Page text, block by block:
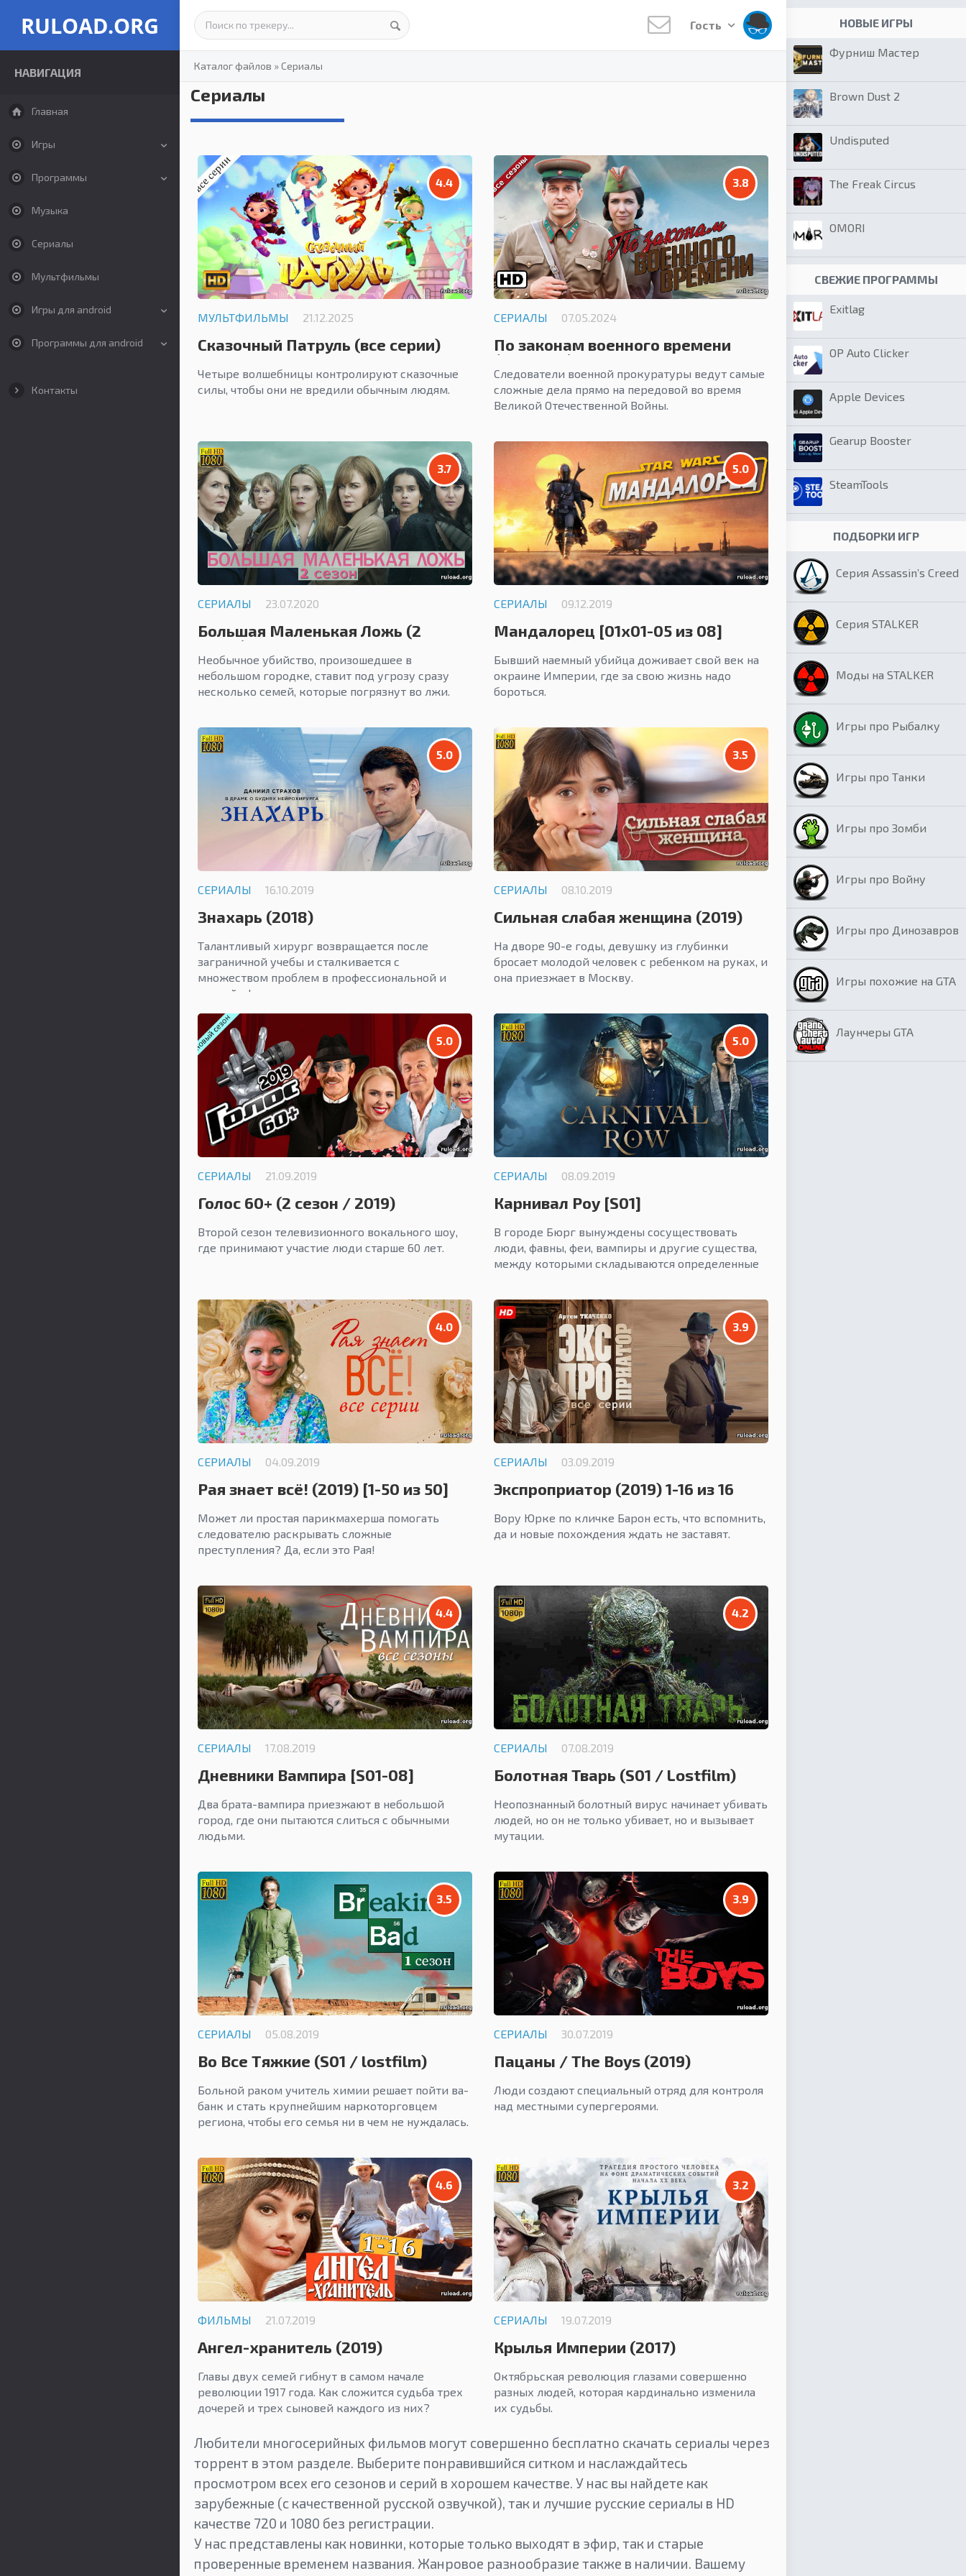
RULOAD.ORG
НАВИГАЦИЯ
Главная
Игры
Программы
Музыка
Сериалы
Мультфильмы
Игры для android
Программы для android
Контакты
Гость
Каталог файлов »Сериалы
Сериалы
4.4
МУЛЬТФИЛЬМЫ 21.12.2025
Сказочный Патруль (все серии)
Четыре волшебницы контролируют сказочные
силы, чтобы они не вредили обычным людям.
3.8
СЕРИАЛЫ 07.05.2024
По законам военного времени
(сезон 1-7)
Следователи военной прокуратуры ведут самые
сложные дела прямо на передовой во время
Великой Отечественной Войны.
3.7
СЕРИАЛЫ 23.07.2020
Большая Маленькая Ложь (2
сезон)
Необычное убийство, произошедшее в
небольшом городке, ставит под угрозу сразу
несколько семей, которые погрязнут во лжи.
5.0
СЕРИАЛЫ 09.12.2019
Мандалорец [01x01-05 из 08]
Бывший наемный убийца доживает свой век на
окраине Империи, где за свою жизнь надо
бороться.
5.0
СЕРИАЛЫ 16.10.2019
Знахарь (2018)
Талантливый хирург возвращается после
заграничной учебы и сталкивается с
множеством проблем в профессиональной и
личной сферах.
3.5
СЕРИАЛЫ 08.10.2019
Сильная слабая женщина (2019)
На дворе 90-е годы, девушку из глубинки
бросает молодой человек с ребенком на руках, и
она приезжает в Москву.
5.0
СЕРИАЛЫ 21.09.2019
Голос 60+ (2 сезон / 2019)
Второй сезон телевизионного вокального шоу,
где принимают участие люди старше 60 лет.
5.0
СЕРИАЛЫ 08.09.2019
Карнивал Роу [S01]
В городе Бюрг вынуждены сосуществовать
люди, фавны, феи, вампиры и другие существа,
между которыми складываются определенные
4.0
СЕРИАЛЫ 04.09.2019
Рая знает всё! (2019) [1-50 из 50]
Может ли простая парикмахерша помогать
следователю раскрывать сложные
преступления? Да, если это Рая!
3.9
СЕРИАЛЫ 03.09.2019
Экспроприатор (2019) 1-16 из 16
Вору Юрке по кличке Барон есть, что вспомнить,
да и новые похождения ждать не заставят.
4.4
СЕРИАЛЫ 17.08.2019
Дневники Вампира [S01-08]
Два брата-вампира приезжают в небольшой
город, где они пытаются слиться с обычными
людьми.
4.2
СЕРИАЛЫ 07.08.2019
Болотная Тварь (S01 / Lostfilm)
Неопознанный болотный вирус начинает убивать
людей, но он не только убивает, но и вызывает
мутации.
3.5
СЕРИАЛЫ 05.08.2019
Во Все Тяжкие (S01 / lostfilm)
Больной раком учитель химии решает пойти ва-
банк и стать крупнейшим наркоторговцем
региона, чтобы его семья ни в чем не нуждалась.
3.9
СЕРИАЛЫ 30.07.2019
Пацаны / The Boys (2019)
Люди создают специальный отряд для контроля
над местными супергероями.
4.6
ФИЛЬМЫ 21.07.2019
Ангел-хранитель (2019)
Главы двух семей гибнут в самом начале
революции 1917 года. Как сложится судьба трех
дочерей и трех сыновей каждого из них?
3.2
СЕРИАЛЫ 19.07.2019
Крылья Империи (2017)
Октябрьская революция глазами совершенно
разных людей, которая кардинально изменила
их судьбы.
Любители многосерийных фильмов могут совершенно бесплатно скачать сериалы через
торрент в этом разделе. Выберите понравившийся ситком и наслаждайтесь
просмотром всех его сезонов и серий в хорошем качестве. У нас вы найдете как
зарубежные (с качественной русской озвучкой), так и лучшие русские сериалы в HD
качестве 720 и 1080 без регистрации.
У нас представлены как новинки, которые только выходят в эфир, так и старые
проверенные временем названия. Жанровое разнообразие также в наличии. Вашему
НОВЫЕ ИГРЫ
Фурниш Мастер
Brown Dust 2
Undisputed
The Freak Circus
OMORI
СВЕЖИЕ ПРОГРАММЫ
Exitlag
OP Auto Clicker
Apple Devices
Gearup Booster
SteamTools
ПОДБОРКИ ИГР
Серия Assassin’s Creed
Серия STALKER
Моды на STALKER
Игры про Рыбалку
Игры про Танки
Игры про Зомби
Игры про Войну
Игры про Динозавров
Игры похожие на GTA
Лаунчеры GTA